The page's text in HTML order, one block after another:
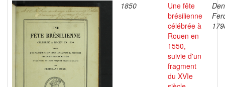
1850
Une fête
brésilienne
célébrée à
Rouen en
1550,
suivie d'un
fragment
du XVIe